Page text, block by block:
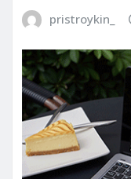
pristroykin_